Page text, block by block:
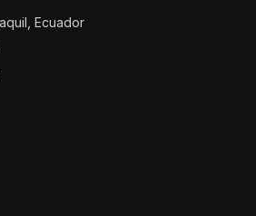
Ecuador